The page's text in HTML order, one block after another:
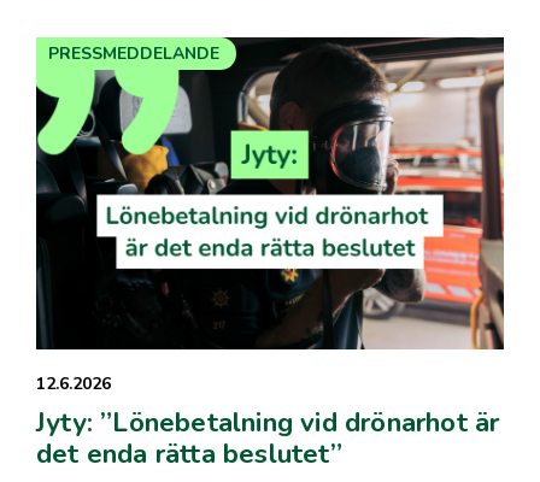
12.6.2026
Jyty: ”Lönebetalning vid drönarhot är
det enda rätta beslutet”
PRESSMEDDELANDE